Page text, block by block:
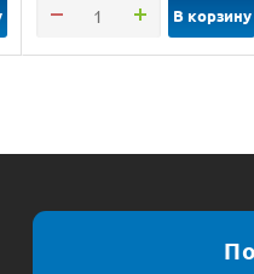
В корзину